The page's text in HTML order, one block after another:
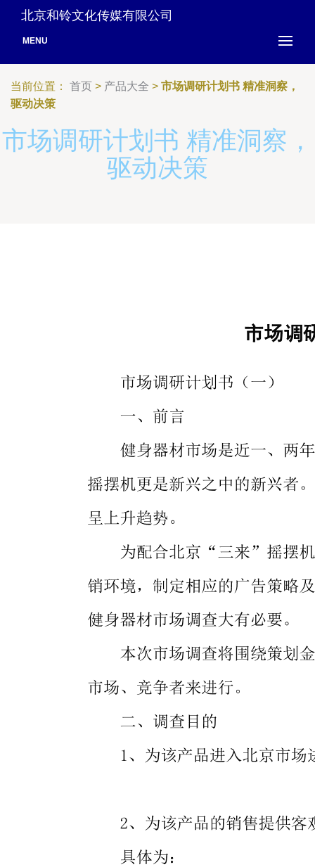
北京和铃文化传媒有限公司
MENU
当前位置： 首页 > 产品大全 > 市场调研计划书 精准洞察，
驱动决策
市场调研计划书 精准洞察，
驱动决策